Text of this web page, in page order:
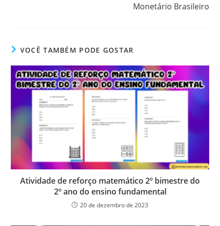
Monetário Brasileiro
VOCÊ TAMBÉM PODE GOSTAR
Atividade de reforço matemático 2º bimestre do
2º ano do ensino fundamental
20 de dezembro de 2023